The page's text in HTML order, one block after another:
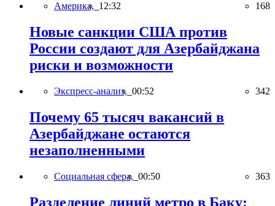
Америка, 12:32 168
Новые санкции США против
России создают для Азербайджана
риски и возможности
Экспресс-анализ, 00:52 342
Почему 65 тысяч вакансий в
Азербайджане остаются
незаполненными
Социальная сфера, 00:50 363
Разделение линий метро в Баку: